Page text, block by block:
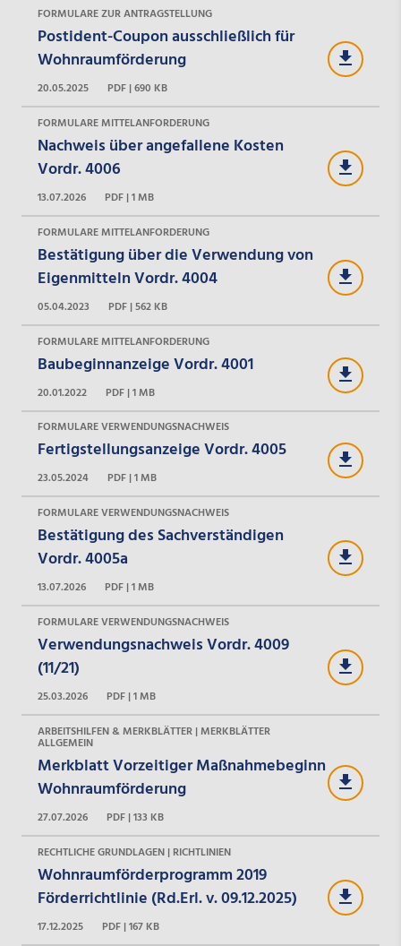
FORMULARE ZUR ANTRAGSTELLUNG
Postident-Coupon ausschließlich für
Wohnraumförderung
20.05.2025
PDF | 690 KB
FORMULARE MITTELANFORDERUNG
Nachweis über angefallene Kosten
Vordr. 4006
13.07.2026
PDF | 1 MB
FORMULARE MITTELANFORDERUNG
Bestätigung über die Verwendung von
Eigenmitteln Vordr. 4004
05.04.2023
PDF | 562 KB
FORMULARE MITTELANFORDERUNG
Baubeginnanzeige Vordr. 4001
20.01.2022
PDF | 1 MB
FORMULARE VERWENDUNGSNACHWEIS
Fertigstellungsanzeige Vordr. 4005
23.05.2024
PDF | 1 MB
FORMULARE VERWENDUNGSNACHWEIS
Bestätigung des Sachverständigen
Vordr. 4005a
13.07.2026
PDF | 1 MB
FORMULARE VERWENDUNGSNACHWEIS
Verwendungsnachweis Vordr. 4009
(11/21)
25.03.2026
PDF | 1 MB
ARBEITSHILFEN & MERKBLÄTTER | MERKBLÄTTER
ALLGEMEIN
Merkblatt Vorzeitiger Maßnahmebeginn
Wohnraumförderung
27.07.2026
PDF | 133 KB
RECHTLICHE GRUNDLAGEN | RICHTLINIEN
Wohnraumförderprogramm 2019
Förderrichtlinie (Rd.Erl. v. 09.12.2025)
17.12.2025 PDF | 167 KB